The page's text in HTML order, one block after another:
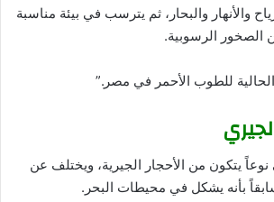
والأنهار والبحار، ثم يترسب في بيئة مناسبة
الصخور الرسوبية.
الحالية للطوب الأحمر في مصر.”
يتكون من الأحجار الجيرية، ويختلف عن
بأنه يشكل في محيطات البحر.